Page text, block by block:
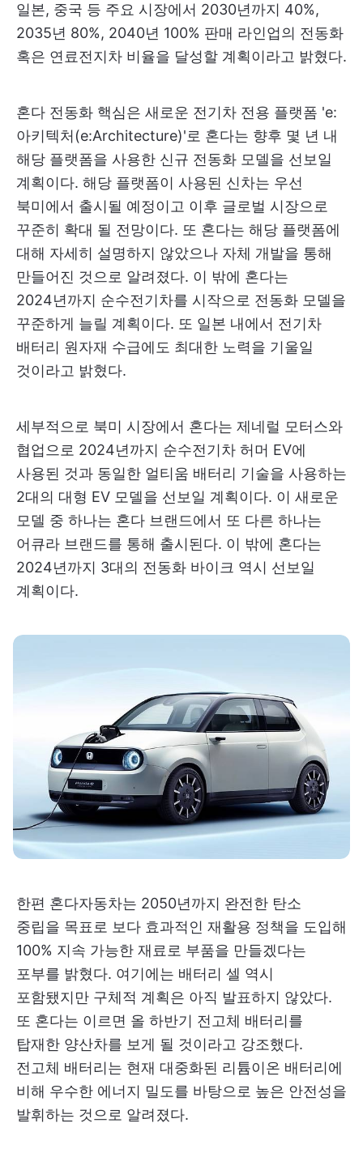
일본, 중국 등 주요 시장에서 2030년까지 40%,
2035년 80%, 2040년 100% 판매 라인업의 전동화
혹은 연료전지차 비율을 달성할 계획이라고 밝혔다.
혼다 전동화 핵심은 새로운 전기차 전용 플랫폼 'e:
아키텍처(e:Architecture)'로 혼다는 향후 몇 년 내
해당 플랫폼을 사용한 신규 전동화 모델을 선보일
계획이다. 해당 플랫폼이 사용된 신차는 우선
북미에서 출시될 예정이고 이후 글로벌 시장으로
꾸준히 확대 될 전망이다. 또 혼다는 해당 플랫폼에
대해 자세히 설명하지 않았으나 자체 개발을 통해
만들어진 것으로 알려졌다. 이 밖에 혼다는
2024년까지 순수전기차를 시작으로 전동화 모델을
꾸준하게 늘릴 계획이다. 또 일본 내에서 전기차
배터리 원자재 수급에도 최대한 노력을 기울일
것이라고 밝혔다.
세부적으로 북미 시장에서 혼다는 제네럴 모터스와
협업으로 2024년까지 순수전기차 허머 EV에
사용된 것과 동일한 얼티움 배터리 기술을 사용하는
2대의 대형 EV 모델을 선보일 계획이다. 이 새로운
모델 중 하나는 혼다 브랜드에서 또 다른 하나는
어큐라 브랜드를 통해 출시된다. 이 밖에 혼다는
2024년까지 3대의 전동화 바이크 역시 선보일
계획이다.
한편 혼다자동차는 2050년까지 완전한 탄소
중립을 목표로 보다 효과적인 재활용 정책을 도입해
100% 지속 가능한 재료로 부품을 만들겠다는
포부를 밝혔다. 여기에는 배터리 셀 역시
포함됐지만 구체적 계획은 아직 발표하지 않았다.
또 혼다는 이르면 올 하반기 전고체 배터리를
탑재한 양산차를 보게 될 것이라고 강조했다.
전고체 배터리는 현재 대중화된 리튬이온 배터리에
비해 우수한 에너지 밀도를 바탕으로 높은 안전성을
발휘하는 것으로 알려졌다.